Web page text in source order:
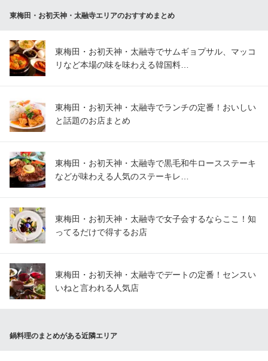
東梅田・お初天神・太融寺エリアのおすすめまとめ
東梅田・お初天神・太融寺でサムギョプサル、マッコ
リなど本場の味を味わえる韓国料…
東梅田・お初天神・太融寺でランチの定番！おいしい
と話題のお店まとめ
東梅田・お初天神・太融寺で黒毛和牛ロースステーキ
などが味わえる人気のステーキレ…
東梅田・お初天神・太融寺で女子会するならここ！知
ってるだけで得するお店
東梅田・お初天神・太融寺でデートの定番！センスい
いねと言われる人気店
鍋料理のまとめがある近隣エリア